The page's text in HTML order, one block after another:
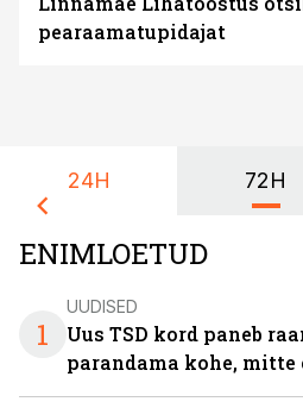
pearaamatupidajat
24H 72H
ENIMLOETUD
1
UUDISED
Uus TSD kord paneb
parandama kohe, mitte